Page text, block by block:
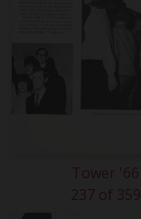
Tower '66
237 of 359